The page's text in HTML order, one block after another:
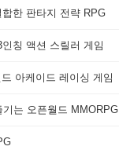
한 판타지 전략 RPG
칭 액션 스릴러 게임
아케이드 레이싱 게임
는 오픈월드 MMORPG